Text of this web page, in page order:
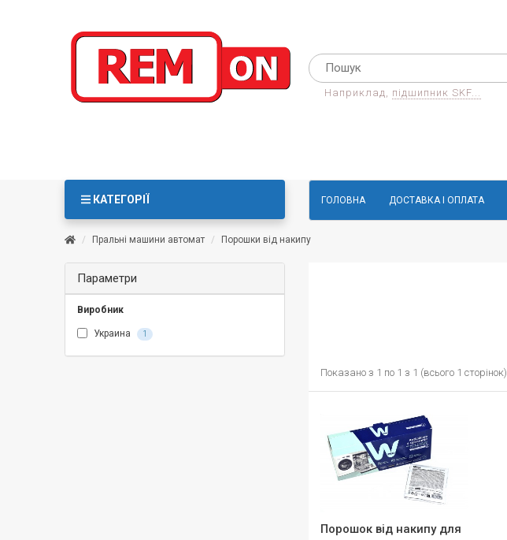
Наприклад, підшипник SKF...
ГОЛОВНА ДОСТАВКА І ОПЛАТА
КАТЕГОРІЇ
Пральні машини автомат Порошки від накипу
Параметри
Виробник
Украина 1
Показано з 1 по 1 з 1 (всього 1 сторінок)
Порошок від накипу для